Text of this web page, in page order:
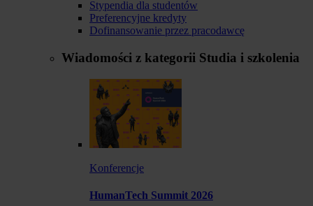
Stypendia dla studentów
Preferencyjne kredyty
Dofinansowanie przez pracodawcę
Wiadomości z kategorii Studia i szkolenia
Konferencje
HumanTech Summit 2026